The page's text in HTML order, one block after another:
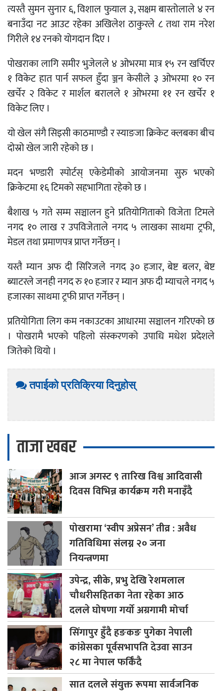
त्यस्तै सुमन सुनार ६, विशाल फुयाल ३, सक्षम बास्तोलाले ४ रन
बनाउँदा नट आउट रहेका अखिलेश ठाकुरले ८ तथा राम नरेश
गिरीले १४ रनको योगदान दिए ।
पोखराका लागि समीर भुजेलले ४ ओभरमा मात्र १५ रन खर्चिएर
१ विकेट हात पार्न सफल हुँदा ञ्जन केसीले ३ ओभरमा १० रन
खर्चेर २ विकेट र मार्शल बरालले १ ओभरमा ११ रन खर्चेर १
विकेट लिए ।
यो खेल संगै सिइसी काठमाण्डौ र स्याङजा क्रिकेट क्लबका बीच
दोस्रो खेल जारी रहेको छ ।
मदन भण्डारी स्पोर्टस् एकेडेमीको आयोजनमा सुरु भएको
क्रिकेटमा १६ टिमको सहभागिता रहेको छ ।
बैशाख ५ गते सम्म सञ्चालन हुने प्रतियोगिताको विजेता टिमले
नगद १० लाख र उपविजेताले नगद ५ लाखका साथमा ट्रफी,
मेडल तथा प्रमाणपत्र प्राप्त गर्नेछन् ।
यस्तै म्यान अफ दी सिरिजले नगद ३० हजार, बेष्ट बलर, बेष्ट
ब्याटरले जनही नगद रु १० हजार र म्यान अफ दी म्याचले नगद ५
हजारका साथमा ट्रफी प्राप्त गर्नेछन् ।
प्रतियोगिता लिग कम नकाउटका आधारमा सञ्चालन गरिएको छ
। पोखरामै भएको पहिलो संस्करणको उपाधि मधेश प्रदेशले
जितेको थियो ।
तपाईको प्रतिक्रिया दिनुहोस्
ताजा खबर
आजअगस्ट ९ तारिख विश्व आदिवासी
दिवस विभिन्न कार्यक्रम गरी मनाइँदै
पोखरामा‘स्वीप अप्रेसन’ तीव्र : अवैध
गतिविधिमा संलग्न २० जना
नियन्त्रणमा
उपेन्द्र,सीके, प्रभु देखि रेशमलाल
चौधरीसहितका नेता रहेका आठ
दलले घोषणा गर्यो अग्रगामी मोर्चा
सिंगापुरहुँदै हङकङ पुगेका नेपाली
कांग्रेसका पूर्वसभापति देउवा साउन
२८ मा नेपाल फर्किँदै
सातदलले संयुक्त रूपमा सार्वजनिक